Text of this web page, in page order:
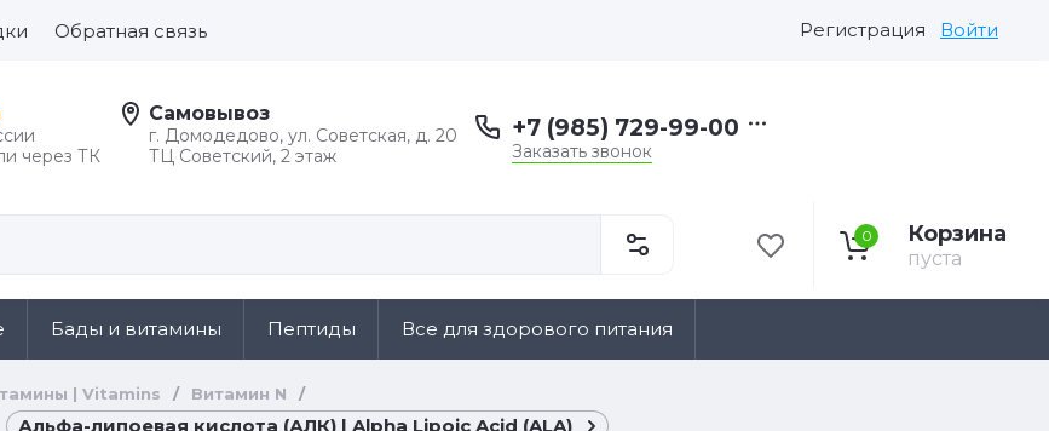
Обратная связь Регистрация Войти
через ТК
Самовывоз
г. Домодедово, ул. Советская, д. 20
ТЦ Советский, 2 этаж
+7 (985) 729-99-00
Заказать звонок
0 Корзина
пуста
Бады и витамины Пептиды Все для здорового питания
| Vitamins / Витамин N /
Альфа-липоевая кислота (АЛК) | Alpha Lipoic Acid (ALA)